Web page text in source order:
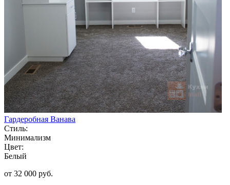
Гардеробная Ванава
Стиль:
Минимализм
Цвет:
Белый
от 32 000 руб.